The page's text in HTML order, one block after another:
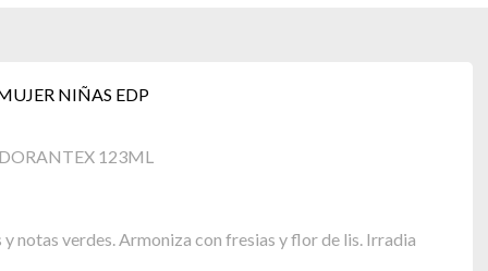
NIÑAS EDP
123ML
notas verdes. Armoniza con fresias y flor de lis. Irradia